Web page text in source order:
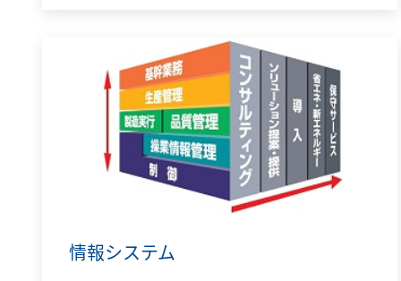
情報システム